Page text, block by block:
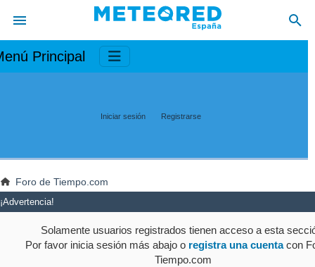
Principal
Iniciar sesión Registrarse
Foro de Tiempo.com
¡Advertencia!
Solamente usuarios registrados tienen acceso a esta
Por favor inicia sesión más abajo o registra una cuentacon
Tiempo.com